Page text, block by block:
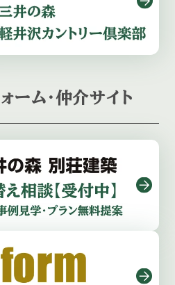
ーム・仲介サイト